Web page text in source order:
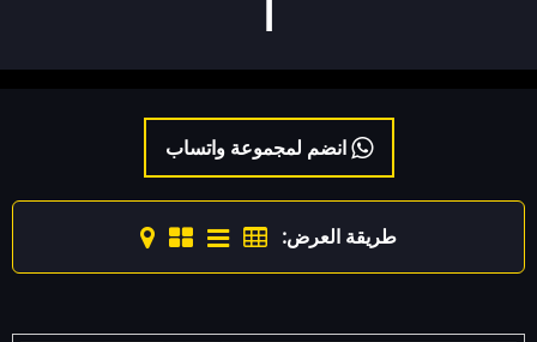
انضم لمجموعة واتساب
طريقة العرض: